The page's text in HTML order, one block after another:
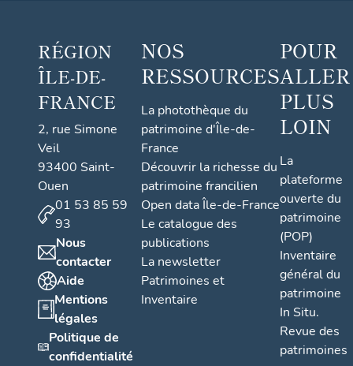
RÉGION
ÎLE-DE-
FRANCE
2, rue Simone
Veil
93400 Saint-
Ouen
01 53 85 59
93
Nous
contacter
Aide
Mentions
légales
Politique de
confidentialité
NOS
RESSOURCES
La photothèque du
patrimoine d'Île-de-
France
Découvrir la richesse du
patrimoine francilien
Open data Île-de-France
Le catalogue des
publications
La newsletter
Patrimoines et
Inventaire
POUR
ALLER
PLUS
LOIN
La
plateforme
ouverte du
patrimoine
(POP)
Inventaire
général du
patrimoine
In Situ.
Revue des
patrimoines